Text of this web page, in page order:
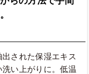
された保湿エキス
い上がりに。低温